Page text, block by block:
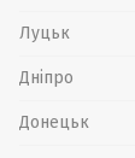
Луцьк
Дніпро
Донецьк